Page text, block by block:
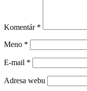
Komentár *
Meno *
E-mail *
Adresa webu